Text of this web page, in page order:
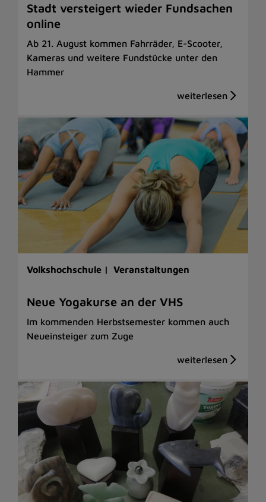
Stadt versteigert wieder Fundsachen
online
Ab 21. August kommen Fahrräder, E-Scooter,
Kameras und weitere Fundstücke unter den
Hammer
Volkshochschule | Veranstaltungen
Neue Yogakurse an der VHS
Im kommenden Herbstsemester kommen auch
Neueinsteiger zum Zuge